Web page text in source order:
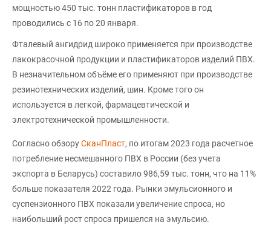
мощностью 450 тыс. тонн пластификаторов в год
проводились с 16 по 20 января.
Фталевый ангидрид широко применяется при производстве
лакокрасочной продукции и пластификаторов изделий ПВХ.
В незначительном объёме его применяют при производстве
резинотехнических изделий, шин. Кроме того он
используется в легкой, фармацевтической и
электротехнической промышленности.
Согласно обзоруСканПласт, по итогам 2023 года расчетное
потребление несмешанного ПВХ в России (без учета
экспорта в Беларусь) составило 986,59 тыс. тонн, что на 11%
больше показателя 2022 года. Рынки эмульсионного и
суспензионного ПВХ показали увеличение спроса, но
наибольший рост спроса пришелся на эмульсию.